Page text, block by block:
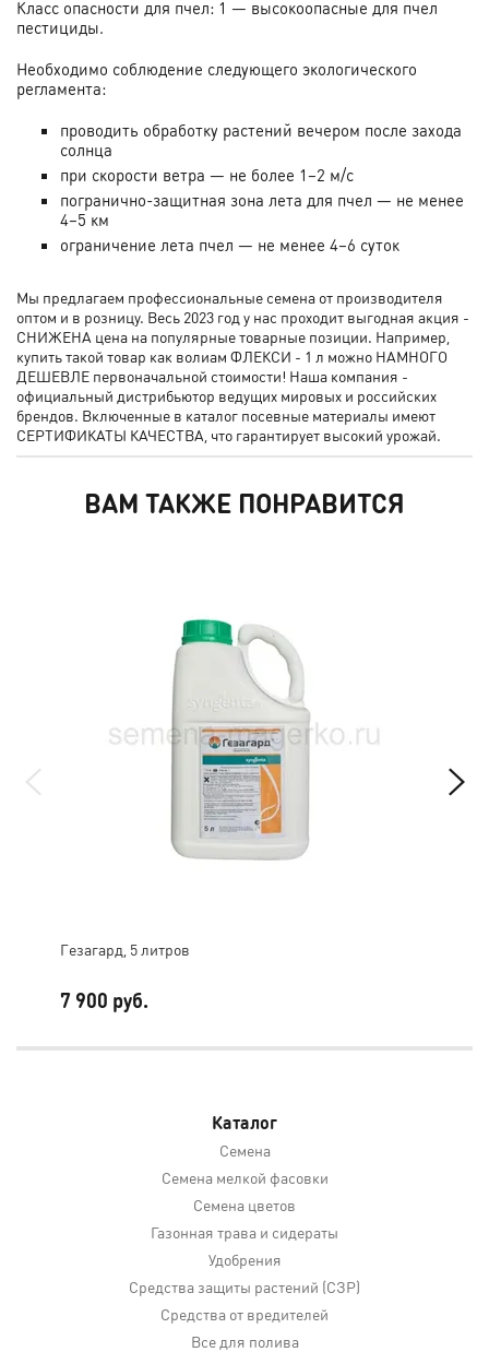
Класс опасности для пчел: 1 — высокоопасные для пчел
пестициды.
Необходимо соблюдение следующего экологического
регламента:
проводить обработку растений вечером после захода
солнца
при скорости ветра — не более 1–2 м/с
погранично-защитная зона лета для пчел — не менее
4–5 км
ограничение лета пчел — не менее 4–6 суток
Мы предлагаем профессиональные семена от производителя
оптом и в розницу. Весь 2023 год у нас проходит выгодная акция -
СНИЖЕНА цена на популярные товарные позиции. Например,
купить такой товар как волиам ФЛЕКСИ - 1 л можно НАМНОГО
ДЕШЕВЛЕ первоначальной стоимости! Наша компания -
официальный дистрибьютор ведущих мировых и российских
брендов. Включенные в каталог посевные материалы имеют
СЕРТИФИКАТЫ КАЧЕСТВА, что гарантирует высокий урожай.
ВАМ ТАКЖЕ ПОНРАВИТСЯ
Гезагард, 5 литров
7 900 руб.
Каталог
Семена
Семена мелкой фасовки
Семена цветов
Газонная трава и сидераты
Удобрения
Средства защиты растений (СЗР)
Средства от вредителей
Все для полива